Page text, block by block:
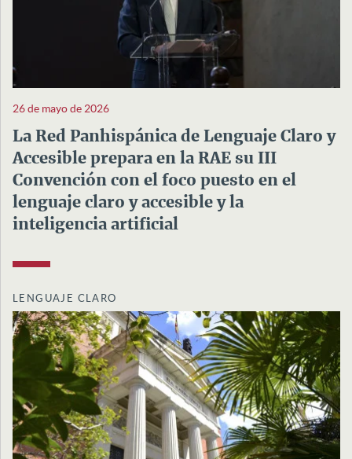
26 de mayo de 2026
La Red Panhispánica de Lenguaje Claro y
Accesible prepara en la RAE su III
Convención con el foco puesto en el
lenguaje claro y accesible y la
inteligencia artificial
LENGUAJE CLARO